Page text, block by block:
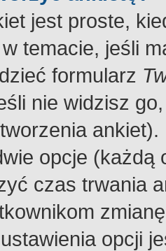
jest proste,
temacie, jeśli
formularz
nie widzisz
opcje
czas trwania
opcji